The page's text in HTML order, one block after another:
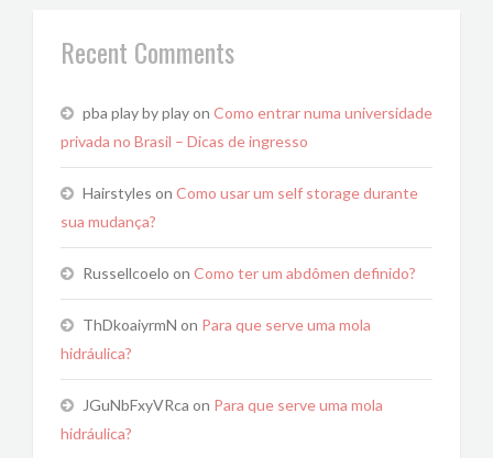
Recent Comments
pba play by playon Como entrar numa universidade
privada no Brasil – Dicas de ingresso
Hairstyles on Como usar um self storage durante
sua mudança?
Russellcoelo on Como ter um abdômen definido?
ThDkoaiyrmN on Para que serve uma mola
hidráulica?
JGuNbFxyVRca on Para que serve uma mola
hidráulica?